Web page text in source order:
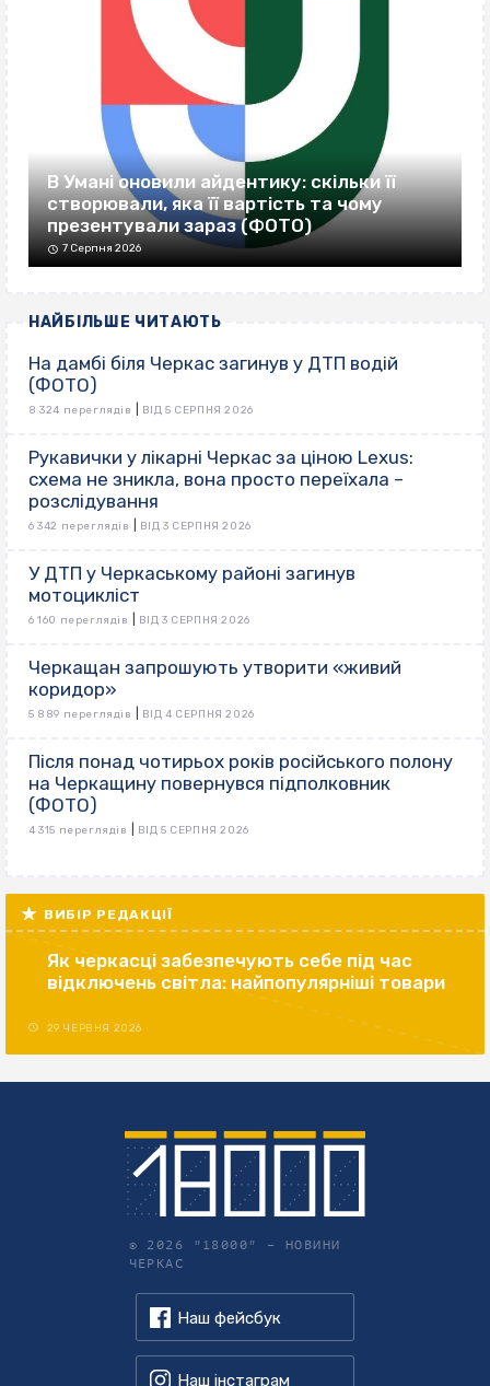
В Умані оновили айдентику: скільки її
створювали, яка її вартість та чому
презентували зараз (ФОТО)
7 Серпня 2026
НАЙБІЛЬШЕ ЧИТАЮТЬ
На дамбі біля Черкас загинув у ДТП водій
(ФОТО)
8 324 переглядів ВІД 5 СЕРПНЯ 2026
Рукавички у лікарні Черкас за ціною Lexus:
схема не зникла, вона просто переїхала –
розслідування
6 342 переглядів ВІД 3 СЕРПНЯ 2026
У ДТП у Черкаському районі загинув
мотоцикліст
6 160 переглядів ВІД 3 СЕРПНЯ 2026
Черкащан запрошують утворити «живий
коридор»
5 889 переглядів ВІД 4 СЕРПНЯ 2026
Після понад чотирьох років російського полону
на Черкащину повернувся підполковник
(ФОТО)
4 315 переглядів ВІД 5 СЕРПНЯ 2026
ВИБІР РЕДАКЦІЇ
Як черкасці забезпечують себе під час
відключень світла: найпопулярніші товари
29 ЧЕРВНЯ 2026
© 2026 "18000" – НОВИНИ
ЧЕРКАС
Наш фейсбук
Наш інстаграм